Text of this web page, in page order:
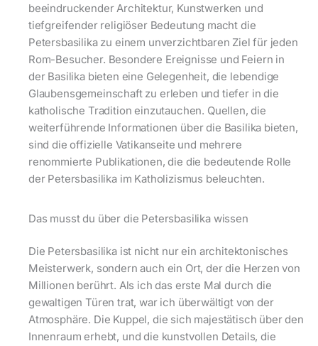
beeindruckender Architektur, Kunstwerken und
tiefgreifender religiöser Bedeutung macht die
Petersbasilika zu einem unverzichtbaren Ziel für jeden
Rom-Besucher. Besondere Ereignisse und Feiern in
der Basilika bieten eine Gelegenheit, die lebendige
Glaubensgemeinschaft zu erleben und tiefer in die
katholische Tradition einzutauchen. Quellen, die
weiterführende Informationen über die Basilika bieten,
sind die offizielle Vatikanseite und mehrere
renommierte Publikationen, die die bedeutende Rolle
der Petersbasilika im Katholizismus beleuchten.
Das musst du über die Petersbasilika wissen
Die Petersbasilika ist nicht nur ein architektonisches
Meisterwerk, sondern auch ein Ort, der die Herzen von
Millionen berührt. Als ich das erste Mal durch die
gewaltigen Türen trat, war ich überwältigt von der
Atmosphäre. Die Kuppel, die sich majestätisch über den
Innenraum erhebt, und die kunstvollen Details, die